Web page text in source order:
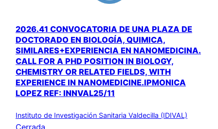
2026.41 CONVOCATORIA DE UNA PLAZA DE
DOCTORADO EN BIOLOGÍA, QUIMICA,
SIMILARES+EXPERIENCIA EN NANOMEDICINA.
CALL FOR A PHD POSITION IN BIOLOGY,
CHEMISTRY OR RELATED FIELDS, WITH
EXPERIENCE IN NANOMEDICINE.IPMONICA
LOPEZ REF: INNVAL25/11
Instituto de Investigación Sanitaria Valdecilla (IDIVAL)
Cerrada